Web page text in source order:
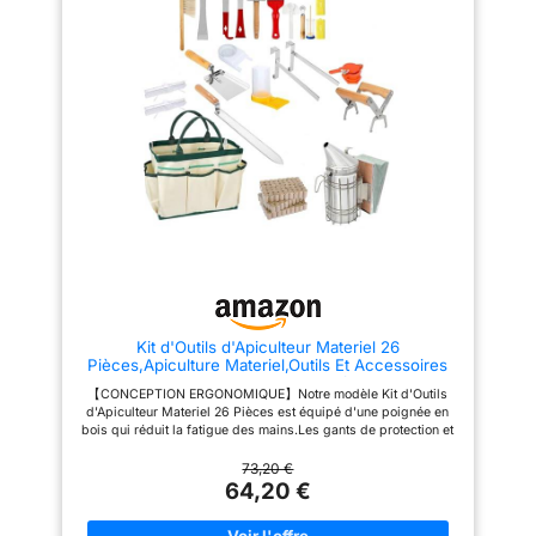
produire de la fumée pour
apaiser les abeilles et vous
protéger des piqûres. Champ
d'application : cet ensemble est
très adapté aux besoins de
l'apiculture et peut être utilisé
comme ensemble de démarrage
pour les futurs apiculteurs,
divers outils aident à manipuler
les abeilles en toute sécurité.
en voile amovible; facile à
nettoyer et facile à ranger.
Design élégant : les vêtements
plus doux sont livrés avec une
bande élastique pour une
meilleure protection.
Kit d'Outils d'Apiculteur Materiel 26
Pièces,Apiculture Materiel,Outils Et Accessoires
Apicoles,Comprend Une Brosse à Abeilles,Un
Crochet En j,Etc.,Convient Aux Apiculteurs
Professionnels Débutants
【CONCEPTION ERGONOMIQUE】Notre modèle Kit d'Outils
d'Apiculteur Materiel 26 Pièces est équipé d'une poignée en
bois qui réduit la fatigue des mains.Les gants de protection et
visage,le cou,les mains et les bras,et garantissent un confort
optimal dans la plupart des conditions météorologiques. 【LE
MODÈLE KIT D'OUTILS D'APICULTEUR MATERIEL 26 PIÈCES
COMPREND】un fumigateur,des cartouches de fumée,un sac
73,20 €
64,20 €